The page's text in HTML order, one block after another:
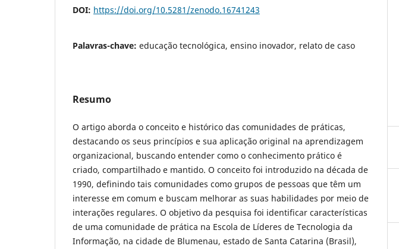
DOI: https://doi.org/10.5281/zenodo.16741243
Palavras-chave: educação tecnológica, ensino inovador, relato de caso
Resumo
O artigo aborda o conceito e histórico das comunidades de práticas,
destacando os seus princípios e sua aplicação original na aprendizagem
organizacional, buscando entender como o conhecimento prático é
criado, compartilhado e mantido. O conceito foi introduzido na década de
1990, definindo tais comunidades como grupos de pessoas que têm um
interesse em comum e buscam melhorar as suas habilidades por meio de
interações regulares. O objetivo da pesquisa foi identificar características
de uma comunidade de prática na Escola de Líderes de Tecnologia da
Informação, na cidade de Blumenau, estado de Santa Catarina (Brasil),